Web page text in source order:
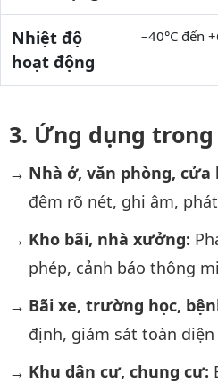
Nhiệt độ
hoạt động
–40°C đến
Ứng dụng
Nhà ở, văn phòng, cửa
đêm rõ nét, ghi âm,
Kho bãi, nhà xưởng:
phép, cảnh báo thông
Bãi xe, trường học,
định, giám sát toàn diện
Khu dân cư, chung cư: